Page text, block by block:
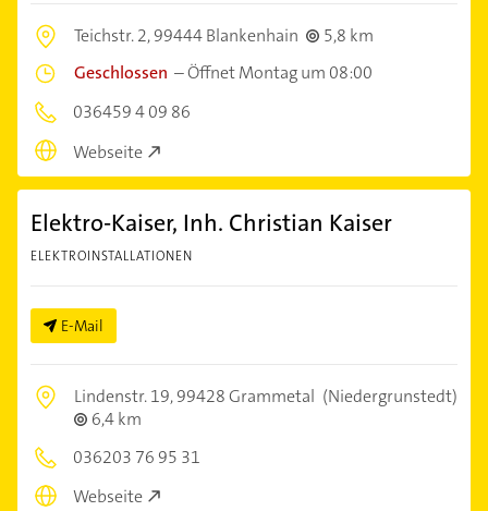
Teichstr. 2,99444 Blankenhain
5,8 km
Geschlossen –Öffnet Montag um 08:00
036459 4 09 86
Webseite
Elektro-Kaiser, Inh. Christian Kaiser
ELEKTROINSTALLATIONEN
E-Mail
Lindenstr. 19,99428 Grammetal (Niedergrunstedt)
6,4 km
036203 76 95 31
Webseite